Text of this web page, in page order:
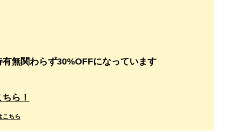
無関わらず30%OFFになっています
ら！
こちら